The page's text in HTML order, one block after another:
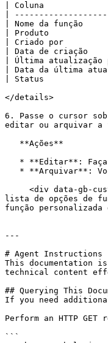
| Coluna
|
| Nome da
| Produto
| Criado por
| Data de criação
| Última
| Data da última
| Status
</details>
6. Passe o cursor
editar ou arquivar a
lista de opções de
função
---
# Agent Instructions
This documentation
technical content
## Querying This
If you need
Perform an HTTP
```